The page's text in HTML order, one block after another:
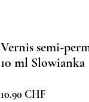
Vernis semi-
10 ml Slowianka
10.90 CHFPrix